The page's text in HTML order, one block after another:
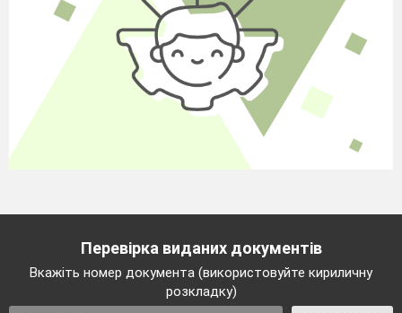
Перевірка виданих документів
Вкажіть номер документа (використовуйте кириличну
розкладку)